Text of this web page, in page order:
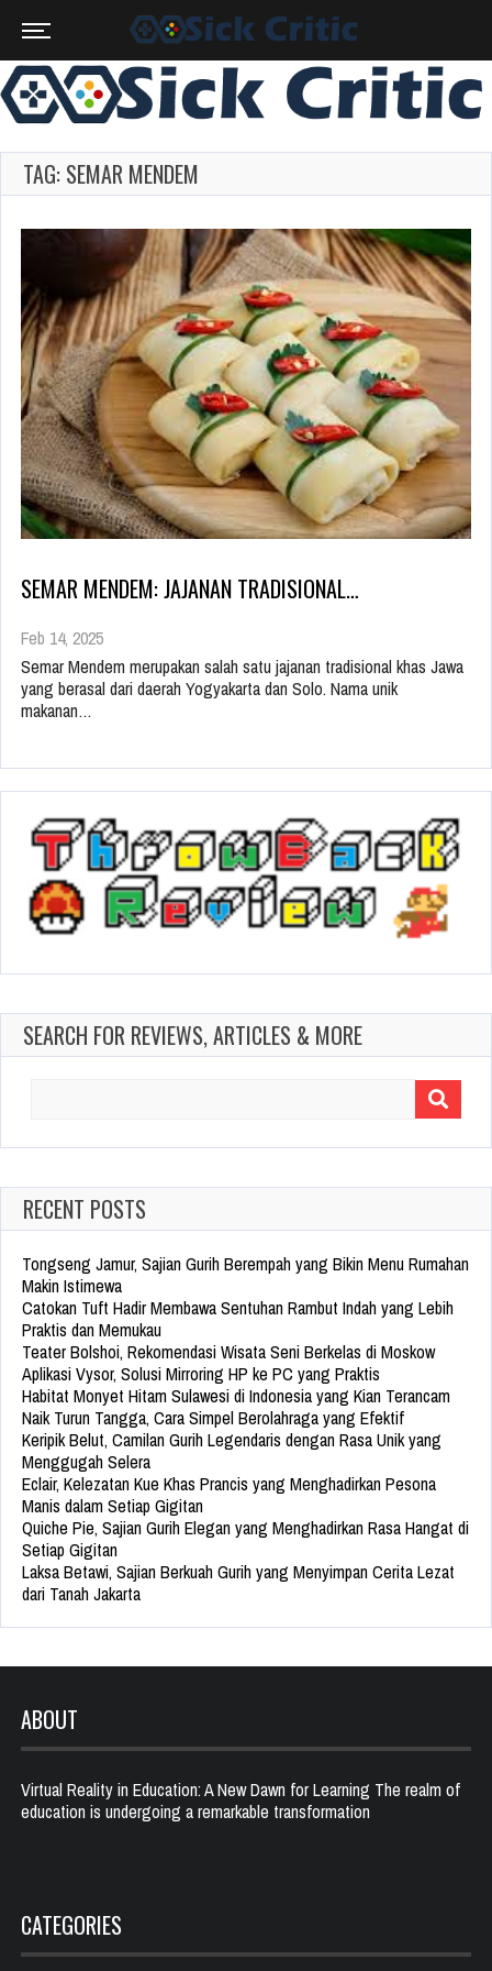
TAG: SEMAR MENDEM
SEMAR MENDEM: JAJANAN TRADISIONAL…
Feb 14, 2025
Semar Mendem merupakan salah satu jajanan tradisional khas Jawa
yang berasal dari daerah Yogyakarta dan Solo. Nama unik
makanan…
SEARCH FOR REVIEWS, ARTICLES & MORE
RECENT POSTS
Tongseng Jamur, Sajian Gurih Berempah yang Bikin Menu Rumahan
Makin Istimewa
Catokan Tuft Hadir Membawa Sentuhan Rambut Indah yang Lebih
Praktis dan Memukau
Teater Bolshoi, Rekomendasi Wisata Seni Berkelas di Moskow
Aplikasi Vysor, Solusi Mirroring HP ke PC yang Praktis
Habitat Monyet Hitam Sulawesi di Indonesia yang Kian Terancam
Naik Turun Tangga, Cara Simpel Berolahraga yang Efektif
Keripik Belut, Camilan Gurih Legendaris dengan Rasa Unik yang
Menggugah Selera
Eclair, Kelezatan Kue Khas Prancis yang Menghadirkan Pesona
Manis dalam Setiap Gigitan
Quiche Pie, Sajian Gurih Elegan yang Menghadirkan Rasa Hangat di
Setiap Gigitan
Laksa Betawi, Sajian Berkuah Gurih yang Menyimpan Cerita Lezat
dari Tanah Jakarta
ABOUT
Virtual Reality in Education: A New Dawn for Learning The realm of
education is undergoing a remarkable transformation
CATEGORIES